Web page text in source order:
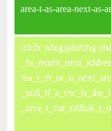
area-t-as-area-next-
[chức năng]phương